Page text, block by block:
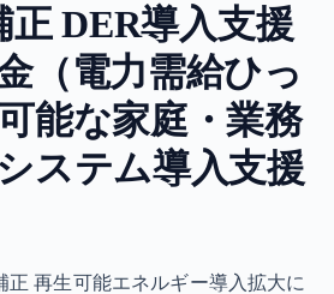
正 DER導入支援
（電力需給ひっ
能な家庭・業務
ステム導入支援
正 再生可能エネルギー導入拡大に